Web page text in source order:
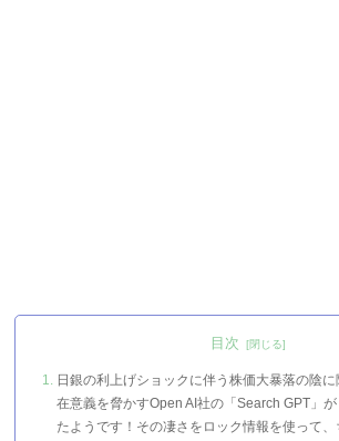
目次
日銀の利上げショックに伴う株価大暴落の陰
在意義を脅かすOpen AI社の「Search GPT」
たようです！その凄さをロック情報を使って